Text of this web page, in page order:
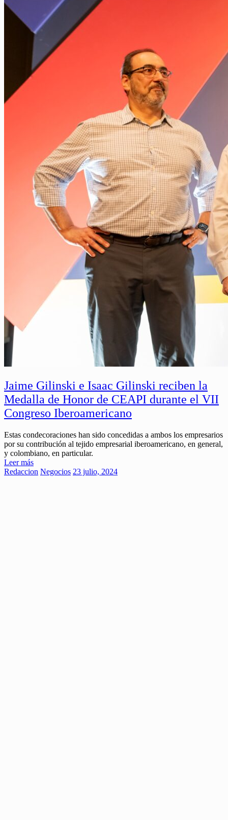
Jaime Gilinski e Isaac Gilinski reciben la
Medalla de Honor de CEAPI durante el VII
Congreso Iberoamericano
Estas condecoraciones han sido concedidas a ambos los empresarios
por su contribución al tejido empresarial iberoamericano, en general,
y colombiano, en particular.
Leer más
Redaccion Negocios 23 julio, 2024